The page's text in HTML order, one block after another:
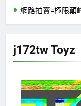
網路拍賣=極限顛
j172tw Toyz